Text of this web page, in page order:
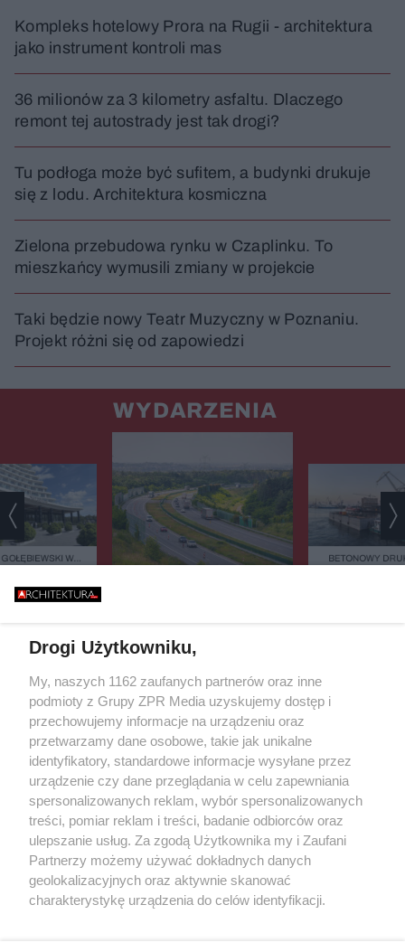
Kompleks hotelowy Prora na Rugii - architektura
jako instrument kontroli mas
36 milionów za 3 kilometry asfaltu. Dlaczego
remont tej autostrady jest tak drogi?
Tu podłoga może być sufitem, a budynki drukuje
się z lodu. Architektura kosmiczna
Zielona przebudowa rynku w Czaplinku. To
mieszkańcy wymusili zmiany w projekcie
Taki będzie nowy Teatr Muzyczny w Poznaniu.
Projekt różni się od zapowiedzi
WYDARZENIA
W
BETONOWY
Żaden utwór zamieszczony w serwisie nie może być powielany i
rozpowszechniany lub dalej rozpowszechniany w jakikolwiek sposób
(w tym także elektroniczny lub mechaniczny) na jakimkolwiek polu
eksploatacji w jakiejkolwiek formie, włącznie z umieszczaniem w
Internecie bez pisemnej zgody właściciela praw. Jakiekolwiek użycie
lub wykorzystanie utworów w całości lub w części z naruszeniem
prawa, tzn. bez właściwej zgody, jest zabronione pod groźbą kary i
może być ścigane prawnie.
Drogi Użytkowniku,
My, naszych 1162 zaufanych partnerów oraz inne
podmioty z Grupy ZPR Media uzyskujemy dostęp i
przechowujemy informacje na urządzeniu oraz
przetwarzamy dane osobowe, takie jak unikalne
identyfikatory, standardowe informacje wysyłane przez
urządzenie czy dane przeglądania w celu zapewniania
spersonalizowanych reklam, wybór spersonalizowanych
treści, pomiar reklam i treści, badanie odbiorców oraz
ulepszanie usług. Za zgodą Użytkownika my i Zaufani
Partnerzy możemy używać dokładnych danych
geolokalizacyjnych oraz aktywnie skanować
charakterystykę urządzenia do celów identyfikacji.